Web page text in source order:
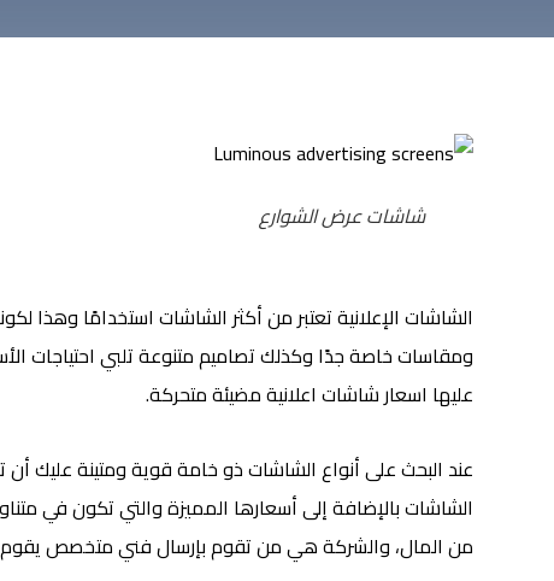
شاشات عرض الشوارع
الشاشات الإعلانية تعتبر من أكثر الشاشات استخدامًا وهذا
ومقاسات خاصة جدًا وكذلك تصاميم متنوعة تلبي احتياجات
عليها اسعار شاشات اعلانية مضيئة متحركة.
عند البحث على أنواع الشاشات ذو خامة قوية ومتينة عليك
الشاشات بالإضافة إلى أسعارها المميزة والتي تكون في
من المال، والشركة هي من تقوم بإرسال فني متخصص يقوم